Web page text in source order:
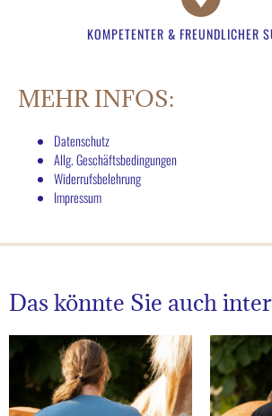
KOMPETENTER & FREUNDLICHER
MEHR INFOS:
Datenschutz
Allg. Geschäftsbedingungen
Widerrufsbelehrung
Impressum
Das könnte Sie auch